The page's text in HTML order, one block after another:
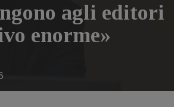
agli editori
enorme»